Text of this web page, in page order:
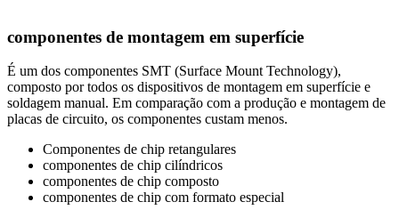
componentes de montagem em superfície
É um dos componentes SMT (Surface Mount Technology),
composto por todos os dispositivos de montagem em superfície e
soldagem manual. Em comparação com a produção e montagem de
placas de circuito, os componentes custam menos.
Componentes de chip retangulares
componentes de chip cilíndricos
componentes de chip composto
componentes de chip com formato especial